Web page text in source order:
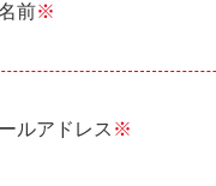
前※
ルアドレス ※